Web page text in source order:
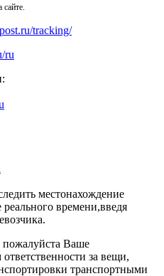
tracking/
ru
местонахождение
времени,введя
пожалуйста Ваше
за вещи,
транспортными